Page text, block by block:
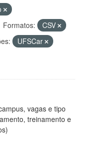
Formatos:
CSV
UFSCar
vagas e tipo
treinamento e